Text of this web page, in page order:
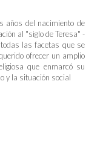
años del nacimiento de
al "siglo de Teresa" -
las facetas que se
ofrecer un amplio
que enmarcó su
y la situación social